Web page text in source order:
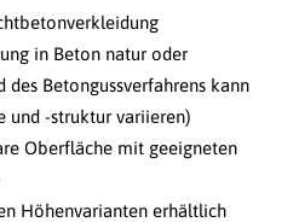
in Beton natur oder
des Betongussverfahrens kann
und -struktur variieren)
Oberfläche mit geeigneten
Höhenvarianten erhältlich